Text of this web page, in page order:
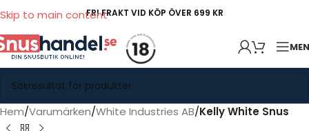
Skip to main contentFRI FRAKT VID KÖP ÖVER 699 KR
Hem Varumärken White Industries AB Kelly White Snus